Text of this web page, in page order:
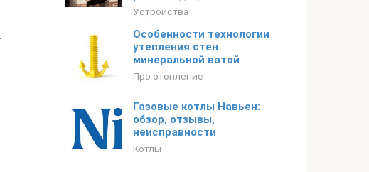
Устройства
Особенности технологии
утепления стен
минеральной ватой
Про отопление
Газовые котлы Навьен:
обзор, отзывы,
неисправности
Котлы